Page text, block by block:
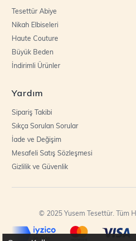
Tesettür Abiye
Nikah Elbiseleri
Haute Couture
Büyük Beden
İndirimli Ürünler
Yardım
Sipariş Takibi
Sıkça Sorulan Sorular
İade ve Değişim
Mesafeli Satış Sözleşmesi
Gizlilik ve Güvenlik
© 2025 Yusem Tesettür. Tüm